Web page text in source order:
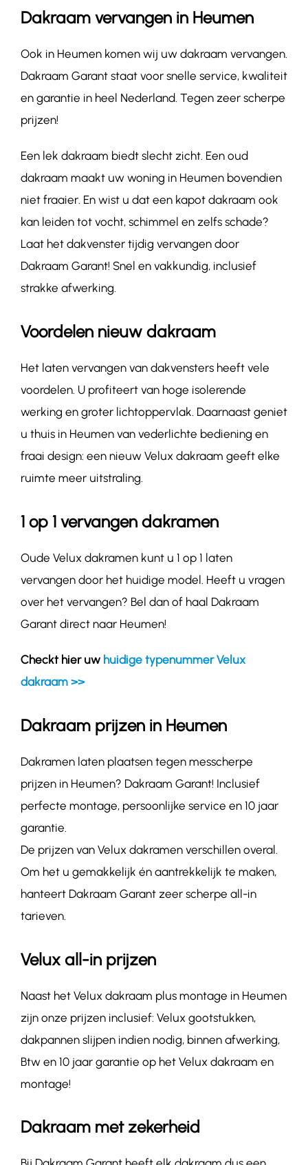
Dakraam vervangen in Heumen
Ook in Heumen komen wij uw dakraam vervangen.
Dakraam Garant staat voor snelle service, kwaliteit
en garantie in heel Nederland. Tegen zeer scherpe
prijzen!
Een lek dakraam biedt slecht zicht. Een oud
dakraam maakt uw woning in Heumen bovendien
niet fraaier. En wist u dat een kapot dakraam ook
kan leiden tot vocht, schimmel en zelfs schade?
Laat het dakvenster tijdig vervangen door
Dakraam Garant! Snel en vakkundig, inclusief
strakke afwerking.
Voordelen nieuw dakraam
Het laten vervangen van dakvensters heeft vele
voordelen. U profiteert van hoge isolerende
werking en groter lichtoppervlak. Daarnaast geniet
u thuis in Heumen van vederlichte bediening en
fraai design: een nieuw Velux dakraam geeft elke
ruimte meer uitstraling.
1 op 1 vervangen dakramen
Oude Velux dakramen kunt u 1 op 1 laten
vervangen door het huidige model. Heeft u vragen
over het vervangen? Bel dan of haal Dakraam
Garant direct naar Heumen!
Checkt hier uw huidige typenummer Velux
dakraam >>
Dakraam prijzen in Heumen
Dakramen laten plaatsen tegen messcherpe
prijzen in Heumen? Dakraam Garant! Inclusief
perfecte montage, persoonlijke service en 10 jaar
garantie.
De prijzen van Velux dakramen verschillen overal.
Om het u gemakkelijk én aantrekkelijk te maken,
hanteert Dakraam Garant zeer scherpe all-in
tarieven.
Velux all-in prijzen
Naast het Velux dakraam plus montage in Heumen
zijn onze prijzen inclusief: Velux gootstukken,
dakpannen slijpen indien nodig, binnen afwerking,
Btw en 10 jaar garantie op het Velux dakraam en
montage!
Dakraam met zekerheid